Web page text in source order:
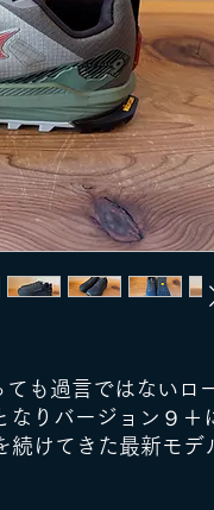
も過言ではないロ
なりバージョン９＋
続けてきた最新モデ